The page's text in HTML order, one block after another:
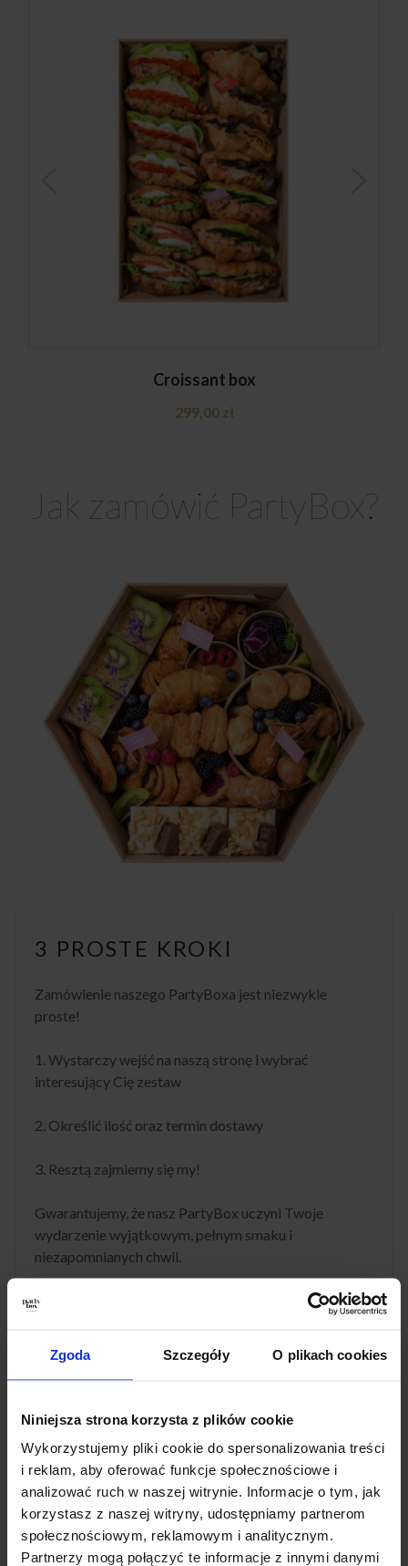
Zgoda Szczegóły O plikach cookies
Niniejsza strona korzysta z plików cookie
Wykorzystujemy pliki cookie do spersonalizowania treści
i reklam, aby oferować funkcje społecznościowe i
analizować ruch w naszej witrynie. Informacje o tym, jak
korzystasz z naszej witryny, udostępniamy partnerom
społecznościowym, reklamowym i analitycznym.
Partnerzy mogą połączyć te informacje z innymi danymi
Croissant box
299,00 zł
Jak zamówić PartyBox?
3 PROSTE KROKI
Zamówienie naszego PartyBoxa jest niezwykle
proste!
1. Wystarczy wejść na naszą stronę i wybrać
interesujący Cię zestaw
2. Określić ilość oraz termin dostawy
3. Resztą zajmiemy się my!
Gwarantujemy, że nasz PartyBox uczyni Twoje
wydarzenie wyjątkowym, pełnym smaku i
niezapomnianych chwil.
Zadzwoń, wypełnij formularz lub napisz do nas — a my
ZAMAWIAM
Co wyróżnia nasze
Partybox